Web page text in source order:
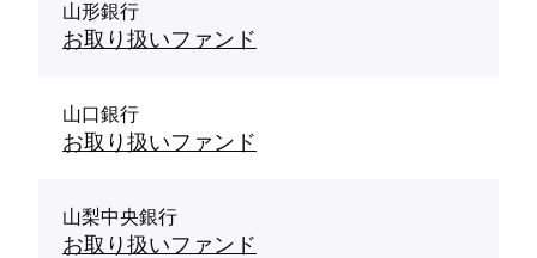
山形銀行
お取り扱いファンド
山口銀行
お取り扱いファンド
山梨中央銀行
お取り扱いファンド